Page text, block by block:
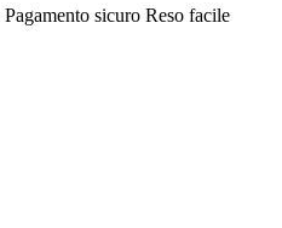
Pagamento sicuro Reso facile